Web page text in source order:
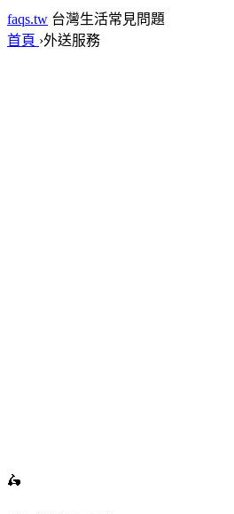
faqs.tw 台灣生活常見問題
首頁 ›外送服務
🛵